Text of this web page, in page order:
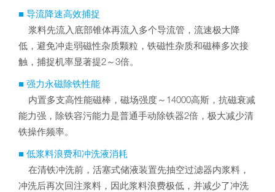
■ 导流降速高效捕捉
浆料先流入底部锥体再流入多个导流管，流速极大降
低，避免冲走弱磁性杂质颗粒，铁磁性杂质和磁棒多次接
触，捕捉机率显著提2～3倍。
■ 强力永磁除铁性能
内置多支高性能磁棒，磁场强度～14000高斯，抗磁衰减
能力强，除铁容污能力是普通手动除铁器2倍，极大减少清
铁操作频率。
■ 低浆料浪费和冲洗液消耗
在清铁冲洗前，活塞式储液装置先抽空过滤器内浆料，
冲洗后再次回注浆料，因此浆料浪费极低，并减少了冲洗